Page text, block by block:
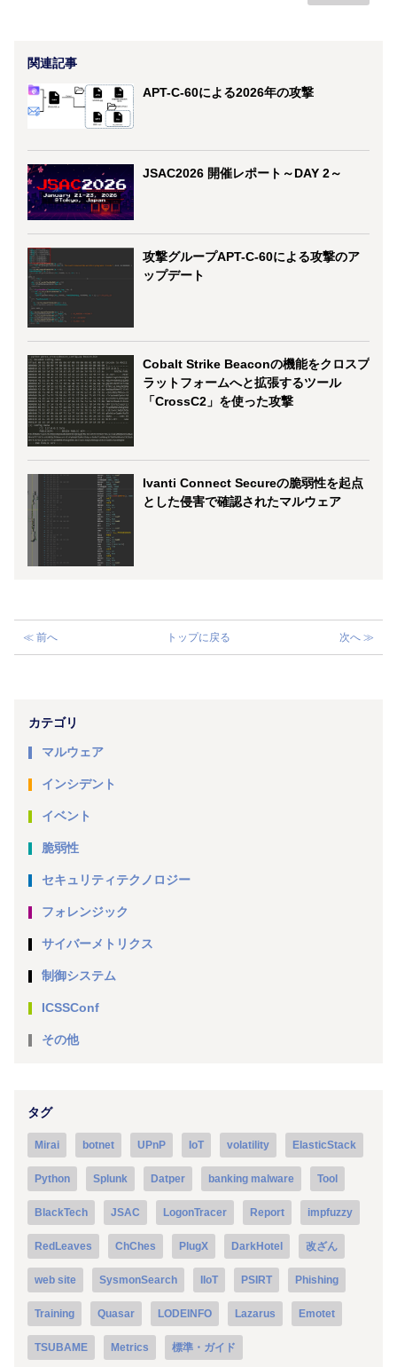
関連記事
APT-C-60による2026年の攻撃
JSAC2026 開催レポート～DAY 2～
攻撃グループAPT-C-60による攻撃のア
ップデート
Cobalt Strike Beaconの機能をクロスプ
ラットフォームへと拡張するツール
「CrossC2」を使った攻撃
Ivanti Connect Secureの脆弱性を起点
とした侵害で確認されたマルウェア
≪ 前へ トップに戻る 次へ ≫
カテゴリ
マルウェア
インシデント
イベント
脆弱性
セキュリティテクノロジー
フォレンジック
サイバーメトリクス
制御システム
ICSSConf
その他
タグ
Mirai botnet UPnP IoT volatility ElasticStack
Python Splunk Datper banking malware Tool
BlackTech JSAC LogonTracer Report impfuzzy
RedLeaves ChChes PlugX DarkHotel 改ざん
web site SysmonSearch IIoT PSIRT Phishing
Training Quasar LODEINFO Lazarus Emotet
TSUBAME Metrics 標準・ガイド